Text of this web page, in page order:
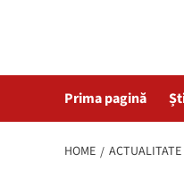
Prima pagină
HOME ACTUALITATE